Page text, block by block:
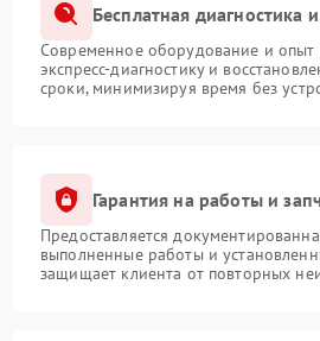
Бесплатная диагностика
Современное оборудование и опыт
экспресс-диагностику и
сроки, минимизируя время без
Гарантия на работы и
Предоставляется
выполненные работы и
защищает клиента от повторных